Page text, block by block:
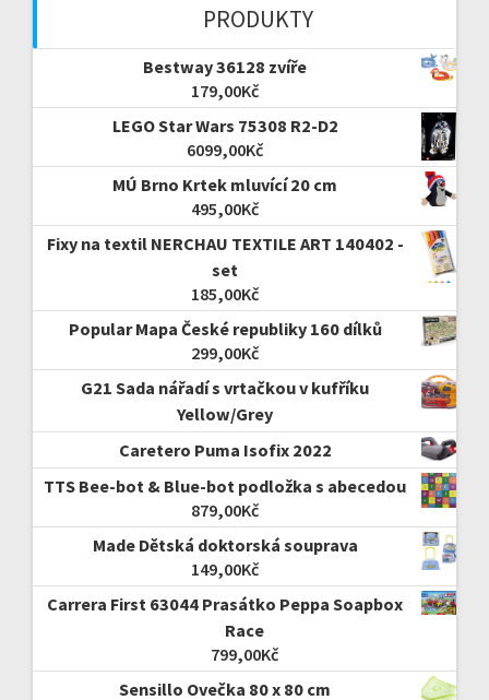
PRODUKTY
Bestway 36128 zvíře
179,00Kč
LEGO Star Wars 75308 R2-D2
6099,00Kč
MÚ Brno Krtek mluvící 20 cm
495,00Kč
Fixy na textil NERCHAU TEXTILE ART 140402 -
set
185,00Kč
Popular Mapa České republiky 160 dílků
299,00Kč
G21 Sada nářadí s vrtačkou v kufříku
Yellow/Grey
Caretero Puma Isofix 2022
TTS Bee-bot & Blue-bot podložka s abecedou
879,00Kč
Made Dětská doktorská souprava
149,00Kč
Carrera First 63044 Prasátko Peppa Soapbox
Race
799,00Kč
Sensillo Ovečka 80 x 80 cm